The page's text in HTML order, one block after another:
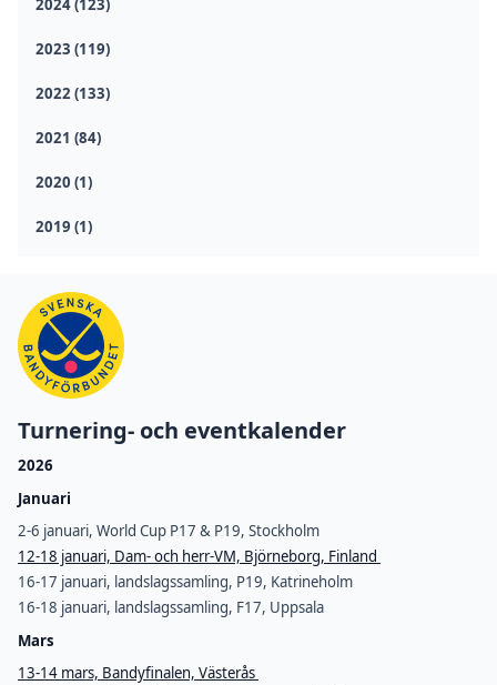
2024 (123)
2023 (119)
2022 (133)
2021 (84)
2020 (1)
2019 (1)
Turnering- och eventkalender
2026
Januari
2-6 januari, World Cup P17 & P19, Stockholm
12-18 januari, Dam- och herr-VM, Björneborg, Finland
16-17 januari, landslagssamling, P19, Katrineholm
16-18 januari, landslagssamling, F17, Uppsala
Mars
13-14 mars, Bandyfinalen, Västerås